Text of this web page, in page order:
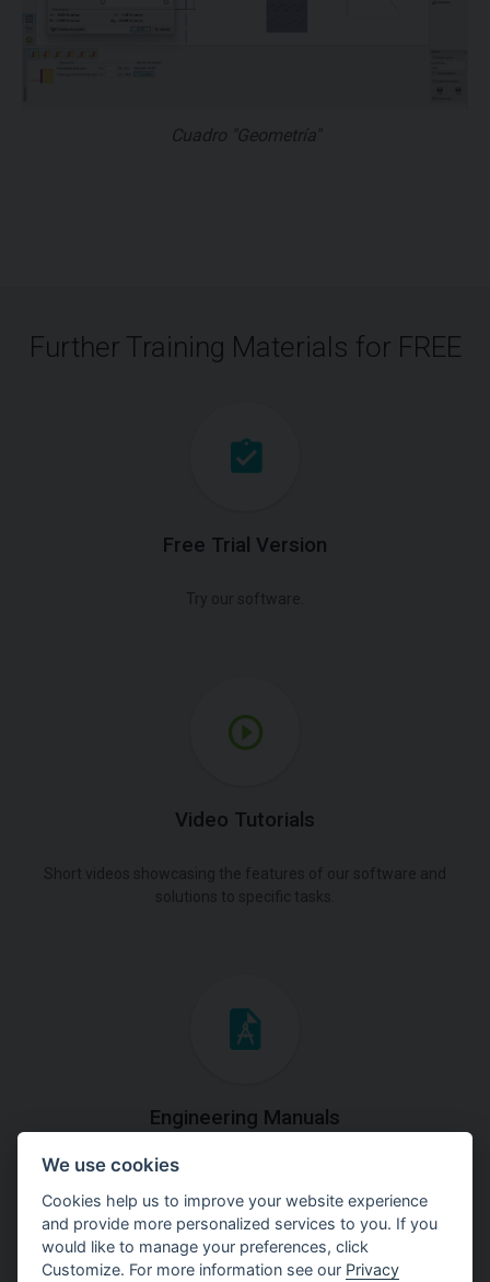
Cuadro "Geometría"
Further Training Materials for FREE
Free Trial Version
Video Tutorials
Engineering Manuals
Step by steps guides on how
to solve a specific tasks.
We use cookies
Cookies help us to improve your website experience
and provide more personalized services to you. If you
would like to manage your preferences, click
Customize. For more information see our Privacy